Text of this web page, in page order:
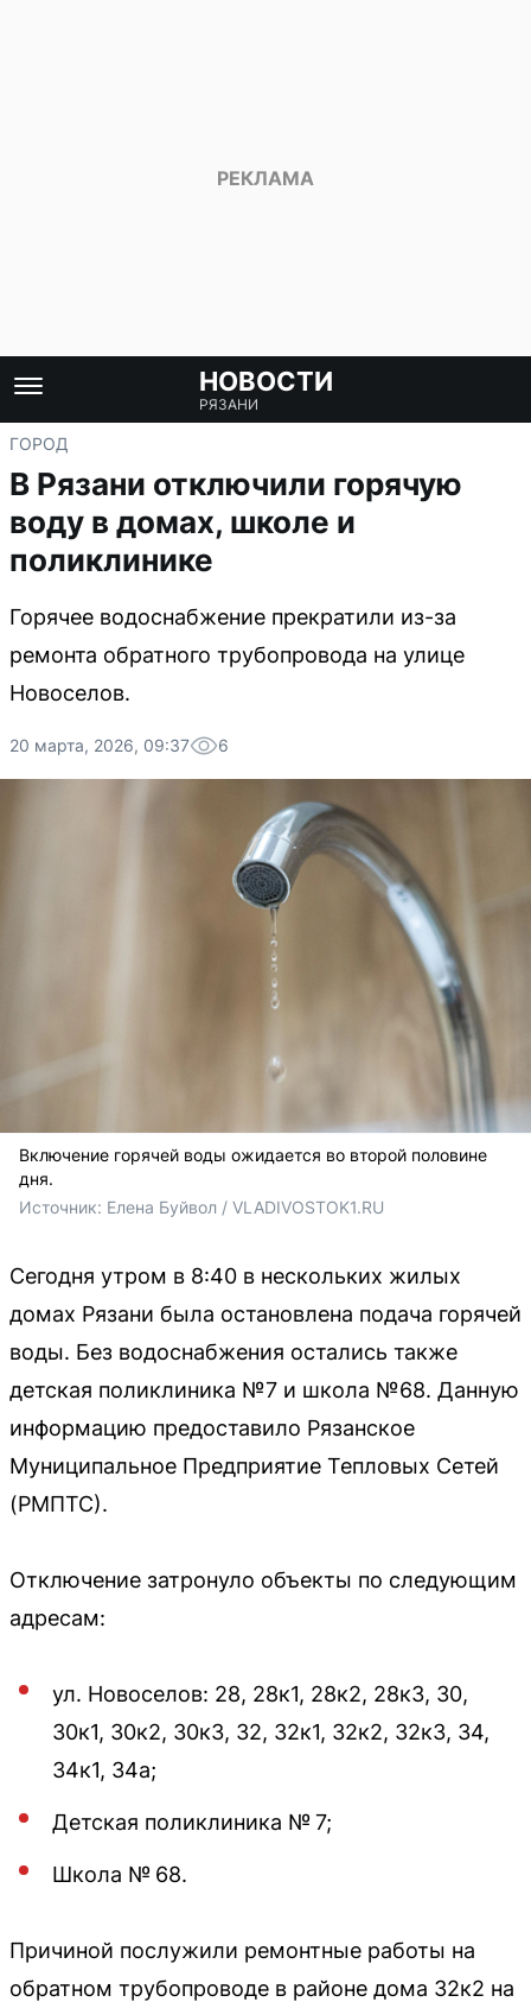
НОВОСТИ
РЯЗАНИ
ГОРОД
В Рязани отключили горячую
воду в домах, школе и
поликлинике
Горячее водоснабжение прекратили из-за
ремонта обратного трубопровода на улице
Новоселов.
20 марта, 2026, 09:37 6
Включение горячей воды ожидается во второй половине
дня.
Источник: Елена Буйвол / VLADIVOSTOK1.RU
Сегодня утром в 8:40 в нескольких жилых
домах Рязани была остановлена подача горячей
воды. Без водоснабжения остались также
детская поликлиника №7 и школа №68. Данную
информацию предоставило Рязанское
Муниципальное Предприятие Тепловых Сетей
(РМПТС).
Отключение затронуло объекты по следующим
адресам:
ул. Новоселов: 28, 28к1, 28к2, 28к3, 30,
30к1, 30к2, 30к3, 32, 32к1, 32к2, 32к3, 34,
34к1, 34а;
Детская поликлиника № 7;
Школа № 68.
Причиной послужили ремонтные работы на
обратном трубопроводе в районе дома 32к2 на